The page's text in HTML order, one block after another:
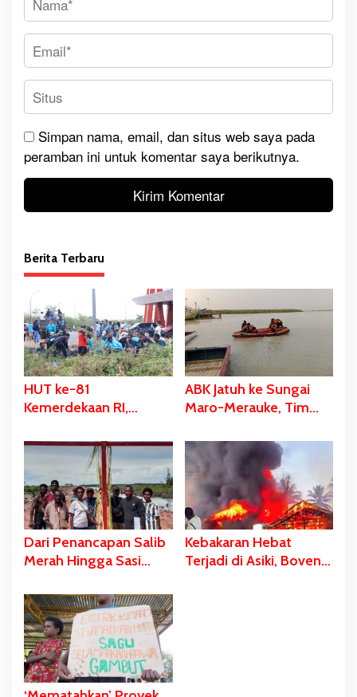
Simpan nama, email, dan situs web saya pada
peramban ini untuk komentar saya berikutnya.
Berita Terbaru
HUT ke-81
Kemerdekaan RI,
Dijadikan Tempat
Pengibaran Bendera
Merah Putih
ABK Jatuh ke Sungai
Maro-Merauke, Tim
Pencarian
Dari Penancapan Salib
Merah Hingga Sasi
Penolakan PSN
Kebakaran Hebat
Terjadi di Asiki, Boven